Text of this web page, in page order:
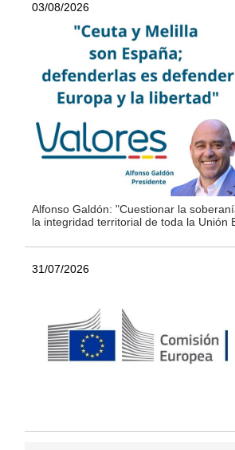
03/08/2026
Alfonso Galdón: "Cuestionar la
la integridad territorial de toda la Unión
31/07/2026